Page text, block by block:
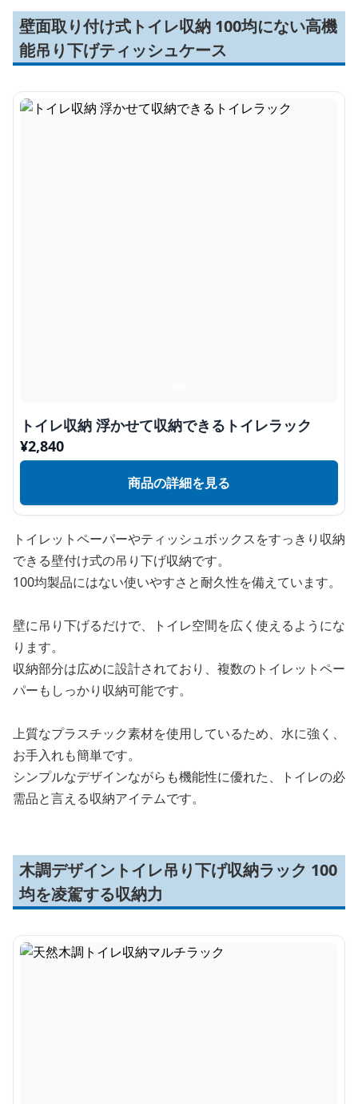
壁面取り付け式トイレ収納 100均にない高機
能吊り下げティッシュケース
トイレ収納 浮かせて収納できるトイレラック
¥2,840
商品の詳細を見る
トイレットペーパーやティッシュボックスをすっきり収納
できる壁付け式の吊り下げ収納です。
100均製品にはない使いやすさと耐久性を備えています。
壁に吊り下げるだけで、トイレ空間を広く使えるようにな
ります。
収納部分は広めに設計されており、複数のトイレットペー
パーもしっかり収納可能です。
上質なプラスチック素材を使用しているため、水に強く、
お手入れも簡単です。
シンプルなデザインながらも機能性に優れた、トイレの必
需品と言える収納アイテムです。
木調デザイントイレ吊り下げ収納ラック 100
均を凌駕する収納力